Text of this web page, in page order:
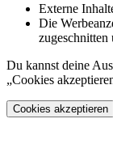
Externe
Die
Du kannst deine
„Cookies
Cookies akzeptieren